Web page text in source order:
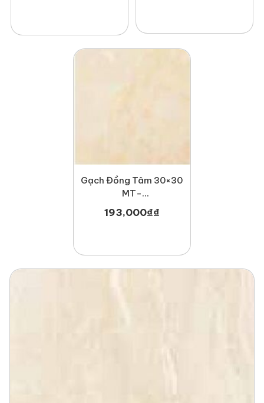
Gạch Đồng Tâm 30×30
MT-
GDT3030Hoabien004
193,000₫₫